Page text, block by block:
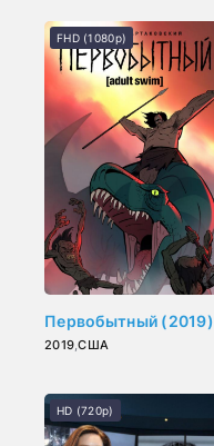
Первобытный (2019)
2019,США
FHD (1080p)
HD (720p)